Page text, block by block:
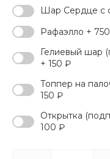
Шар Сердце с
Рафаэлло +
Гелиевый шар
+ 150 ₽
Топпер на
150 ₽
Открытка
100 ₽